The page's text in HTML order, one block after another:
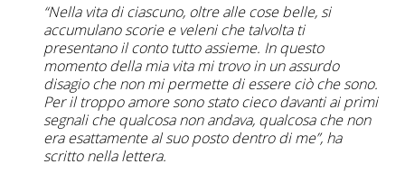
“Nella vita di ciascuno, oltre alle cose belle, si
accumulano scorie e veleni che talvolta ti
presentano il conto tutto assieme. In questo
momento della mia vita mi trovo in un assurdo
disagio che non mi permette di essere ciò che sono.
Per il troppo amore sono stato cieco davanti ai primi
segnali che qualcosa non andava, qualcosa che non
era esattamente al suo posto dentro di me”, ha
scritto nella lettera.